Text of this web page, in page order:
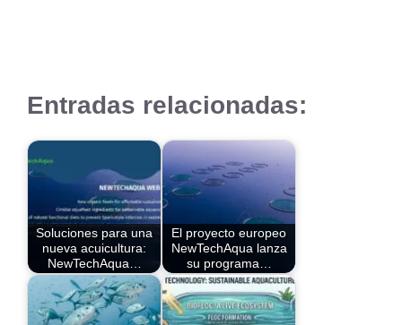
Entradas relacionadas:
Soluciones para una
nueva acuicultura:
NewTechAqua…
El proyecto europeo
NewTechAqua lanza
su programa…